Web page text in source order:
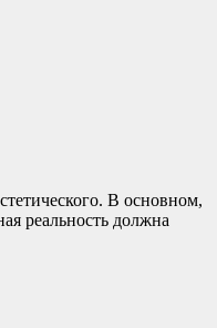
В основном,
реальность должна